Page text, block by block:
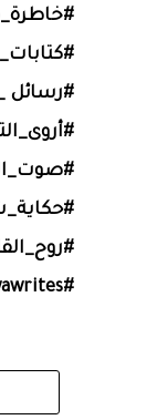
#رسائل
#arwawrites